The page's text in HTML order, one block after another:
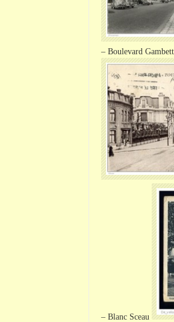
– Boulevard
– Blanc Sceau